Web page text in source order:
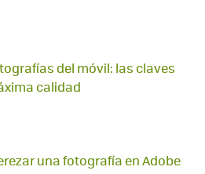
del móvil: las claves
calidad
una fotografía en Adobe